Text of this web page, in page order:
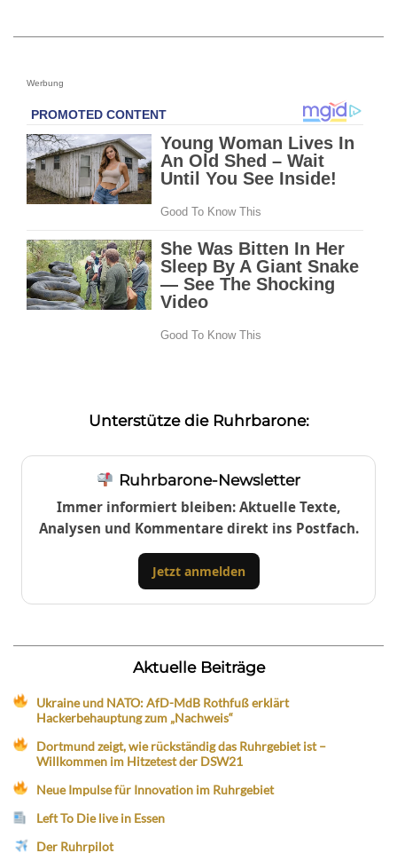
Werbung
Unterstütze die Ruhrbarone:
Ruhrbarone-Newsletter
Immer informiert bleiben: Aktuelle Texte,
Analysen und Kommentare direkt ins Postfach.
Jetzt anmelden
Aktuelle Beiträge
Ukraine und NATO: AfD-MdB Rothfuß erklärt
Hackerbehauptung zum „Nachweis“
Dortmund zeigt, wie rückständig das Ruhrgebiet ist –
Willkommen im Hitzetest der DSW21
Neue Impulse für Innovation im Ruhrgebiet
Left To Die live in Essen
Der Ruhrpilot